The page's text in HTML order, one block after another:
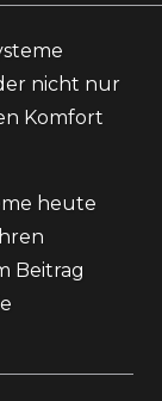
nicht nur
Komfort
heute
Beitrag